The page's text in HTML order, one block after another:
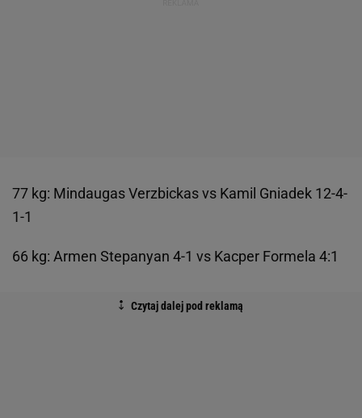
77 kg: Mindaugas Verzbickas vs Kamil Gniadek 12-4-
1-1
66 kg: Armen Stepanyan 4-1 vs Kacper Formela 4:1